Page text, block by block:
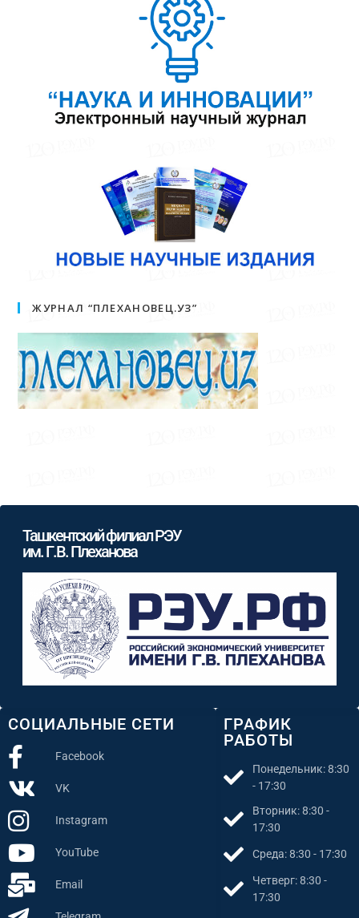
ЖУРНАЛ “ПЛЕХАНОВЕЦ.УЗ”
ГРАФИК
РАБОТЫ
Понедельник: 8:30
- 17:30
Вторник: 8:30 -
17:30
Среда: 8:30 - 17:30
Четверг: 8:30 -
17:30
СОЦИАЛЬНЫЕ СЕТИ
Facebook
VK
Instagram
YouTube
Email
Ташкентский филиал РЭУ
им. Г.В. Плеханова